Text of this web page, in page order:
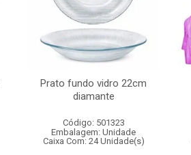
Prato fundo vidro 22cm
diamante
Código: 501323
Embalagem: Unidade
Caixa Com: 24 Unidade(s)